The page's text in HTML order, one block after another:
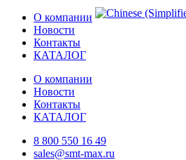
Перейти
содержимому
О компании
Новости
Контакты
КАТАЛОГ
О компании
Новости
Контакты
КАТАЛОГ
8 800 550 16 49
sales@smt-max.ru